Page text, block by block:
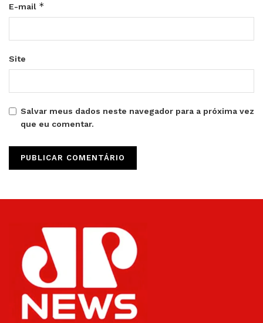
E-mail *
Site
Salvar meus dados neste navegador para a próxima vez
que eu comentar.